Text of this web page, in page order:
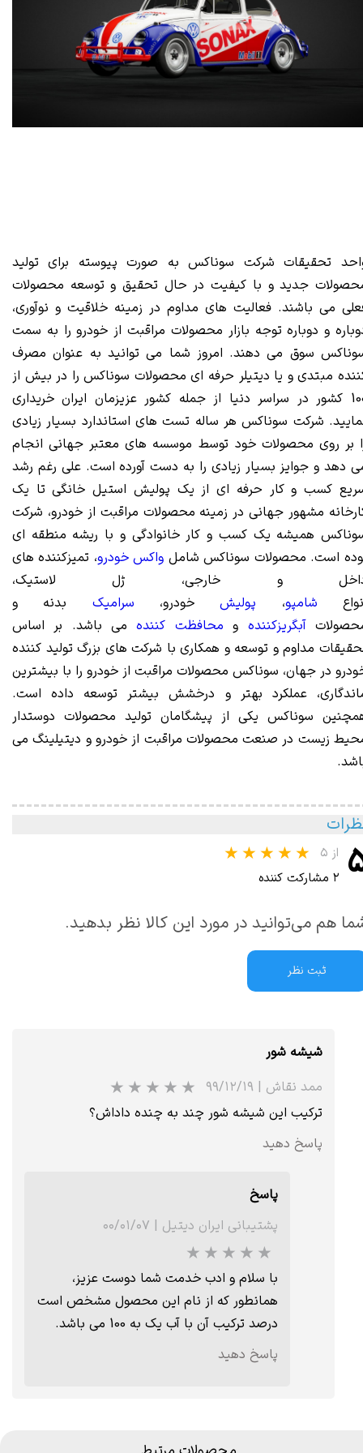
تحقیقات شرکت سوناکس به صورت پیوسته برای تولید
جدید و با کیفیت در حال تحقیق و توسعه محصولات
می باشند. فعالیت های مداوم در زمینه خلاقیت و نوآوری،
و دوباره توجه بازار محصولات مراقبت از خودرو را به سمت
سوق می دهند. امروز شما می توانید به عنوان مصرف
مبتدی و یا دیتیلر حرفه ای محصولات سوناکس را در بیش از
100 کشور در سراسر دنیا از جمله کشور عزیزمان ایران خریداری
شرکت سوناکس هر ساله تست های استاندارد بسیار زیادی
بر روی محصولات خود توسط موسسه های معتبر جهانی انجام
دهد و جوایز بسیار زیادی را به دست آورده است. علی رغم رشد
کسب و کار حرفه ای از یک پولیش استیل خانگی تا یک
مشهور جهانی در زمینه محصولات مراقبت از خودرو، شرکت
همیشه یک کسب و کار خانوادگی و با ریشه منطقه ای
است. محصولات سوناکس شامل واکس خودرو، تمیزکننده های
و خارجی، ژل لاستیک،
شامپو، پولیش خودرو، سرامیک بدنه و
آبگریزکننده و محافظت کنندهمی باشد. بر اساس
مداوم و توسعه و همکاری با شرکت های بزرگ تولید کننده
در جهان، سوناکس محصولات مراقبت از خودرو را با بیشترین
عملکرد بهتر و درخشش بیشتر توسعه داده است.
سوناکس یکی از پیشگامان تولید محصولات دوستدار
زیست در صنعت محصولات مراقبت از خودرو و دیتیلینگ می
از ۵
۲ مشارکت کننده
هم می‌توانید در مورد این کالا نظر بدهید.
ثبت نظر
شیشه شور
ممد نقاش | ۹۹/۱۲/۱۹
ترکیب این شیشه شور چند به چنده داداش؟
پاسخ دهید
پاسخ
پشتیبانی ایران دیتیل | ۰۰/۰۱/۰۷
با سلام و ادب خدمت شما دوست عزیز،
همانطور که از نام این محصول مشخص است
درصد ترکیب آن با آب یک به 100 می باشد.
پاسخ دهید